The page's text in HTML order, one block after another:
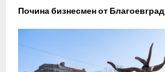
Почина бизнесмен от Благоевград